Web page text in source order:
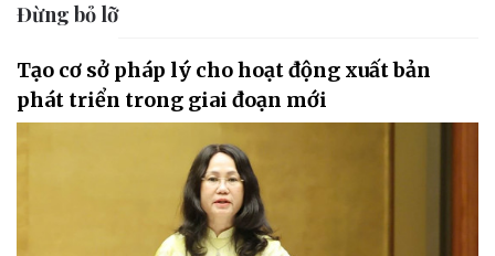
Đừng bỏ lỡ
Tạo cơ sở pháp lý cho hoạt động xuất bản
phát triển trong giai đoạn mới